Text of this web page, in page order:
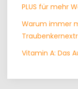
PLUS für mehr
Warum immer
Vitamin A: Das